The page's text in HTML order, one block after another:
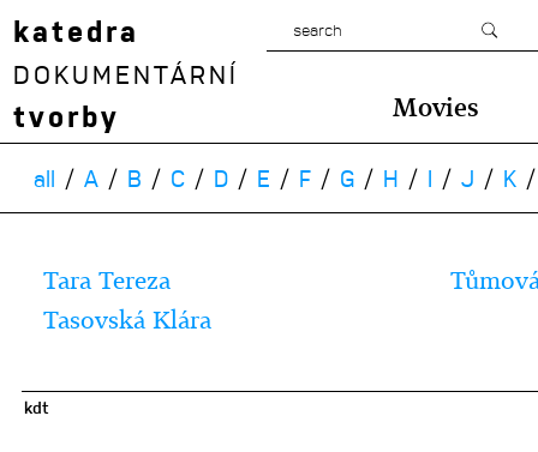
katedra
DOKUMENTÁRNÍ
tvorby Movies
all A B C D E F G H I J K
Tara Tereza
Tasovská Klára
kdt